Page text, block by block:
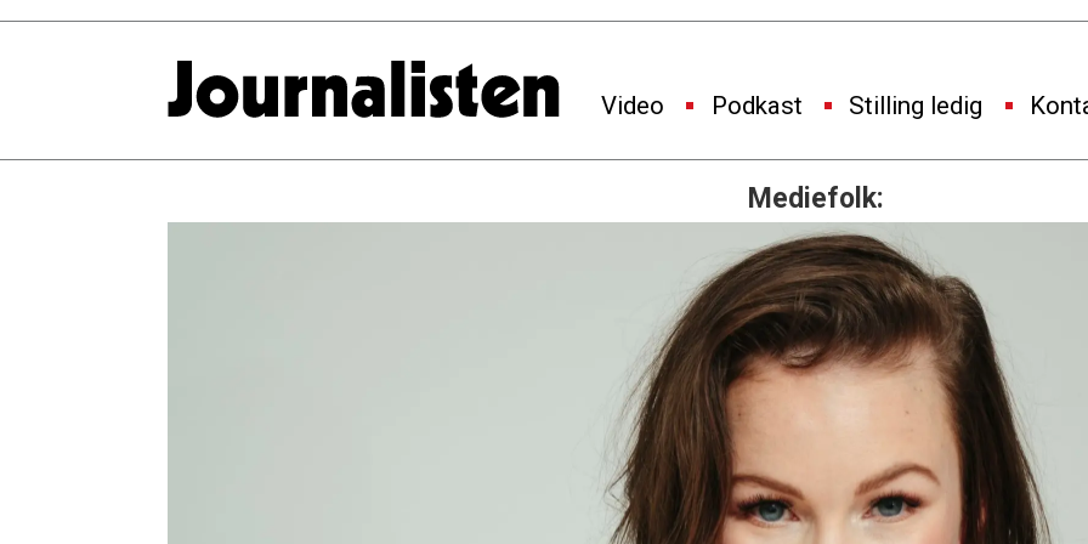
Video Podkast Stilling ledig
Mediefolk: